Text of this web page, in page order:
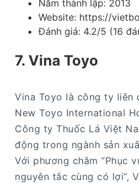
Năm thành lập: 2013
Website: https://
Đánh giá: 4.2/5 (16
7. Vina Toyo
Vina Toyo là công ty liên
New Toyo International
Công ty Thuốc Lá Việt
động trong ngành sản
Với phương châm “Phục
nguyên tắc cùng có lợi”,